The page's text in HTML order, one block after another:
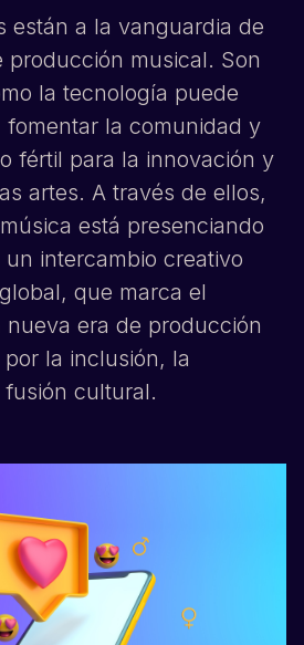
están a la vanguardia de
producción musical. Son
la tecnología puede
fomentar la comunidad y
fértil para la innovación y
artes. A través de ellos,
está presenciando
intercambio creativo
que marca el
era de producción
la inclusión, la
cultural.